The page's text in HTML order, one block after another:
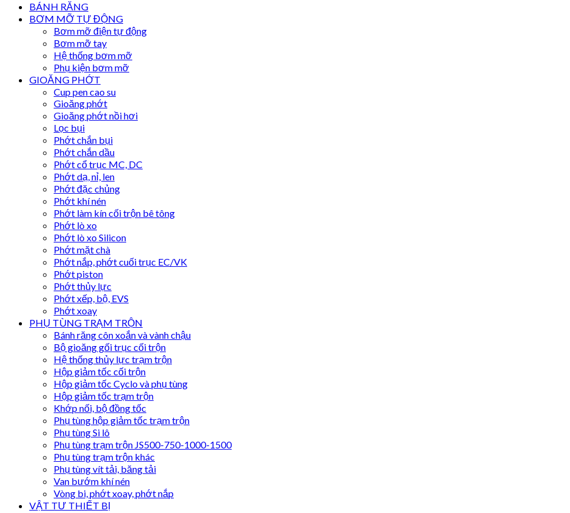
BÁNH RĂNG
BƠM MỠ TỰ ĐỘNG
Bơm mỡ điện tự động
Bơm mỡ tay
Hệ thống bơm mỡ
Phụ kiện bơm mỡ
GIOĂNG PHỚT
Cup pen cao su
Gioăng phớt
Gioăng phớt nồi hơi
Lọc bụi
Phớt chắn bụi
Phớt chắn dầu
Phớt cổ trục MC, DC
Phớt dạ, nỉ, len
Phớt đặc chủng
Phớt khí nén
Phớt làm kín cối trộn bê tông
Phớt lò xo
Phớt lò xo Silicon
Phớt mặt chà
Phớt nắp, phớt cuối trục EC/VK
Phớt piston
Phớt thủy lực
Phớt xếp, bộ, EVS
Phớt xoay
PHỤ TÙNG TRẠM TRỘN
Bánh răng côn xoắn và vành chậu
Bộ gioăng gối trục cối trộn
Hệ thống thủy lực trạm trộn
Hộp giảm tốc cối trộn
Hộp giảm tốc Cyclo và phụ tùng
Hộp giảm tốc trạm trộn
Khớp nối, bộ đồng tốc
Phụ tùng hộp giảm tốc trạm trộn
Phụ tùng Si lô
Phụ tùng trạm trộn JS500-750-1000-1500
Phụ tùng trạm trộn khác
Phụ tùng vít tải, băng tải
Van bướm khí nén
Vòng bi, phớt xoay, phớt nắp
VẬT TƯ THIẾT BỊ